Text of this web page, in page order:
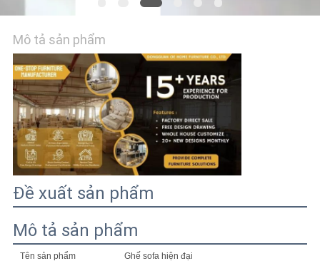
CHÚNG
TÔI
TIN
TỨC
TẤT
CẢ
CÁC
TRƯỜNG
HỢP
Mô tả sản phẩm
Đề xuất sản phẩm
Mô tả sản phẩm
Tên sản phẩm Ghế sofa hiện đại